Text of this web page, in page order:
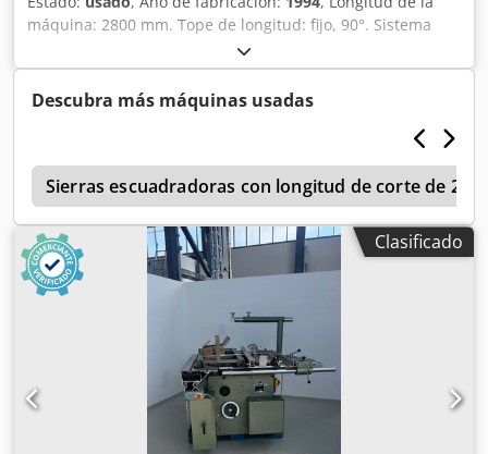
máquina: 2800 mm. Tope de longitud: fijo, 90°. Sistema
Duplex. Ancho de corte: 1300 mm con ajuste manual.
Potencia: 7,5 kW. No incluye preajustador. Crodpfszh
Hwcsx Afljf Ubicación: Nattheim.
Descubra más máquinas usadas
Sierras escuadradoras con longitud de corte de
Clasificado